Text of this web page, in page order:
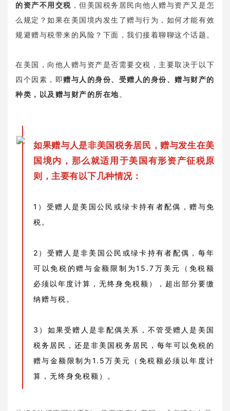
的资产不用交税 ，但美国税务居民向他人赠与资产又是怎
么规定？如果在美国境内发生了赠与行为，如何才能有效
规避赠与税带来的风险？下面，我们接着聊聊这个话题。
在美国，向他人赠与资产是否需要交税，主要取决于以下
四个因素，即赠与人的身份、受赠人的身份、赠与财产的
种类，以及赠与财产的所在地。
如果赠与人是非美国税务居民，赠与发生在美
国境内，那么就适用于美国有形资产征税原
则，主要有以下几种情况：
1）受赠人是美国公民或绿卡持有者配偶，赠与免
税。
2）受赠人是非美国公民或绿卡持有者配偶，每年
可以免税的赠与金额限制为15.7万美元（免税额
必须以年度计算，无终身免税额），超出部分要缴
纳赠与税。
3）如果受赠人是非配偶关系，不管受赠人是美国
税务居民，还是非美国税务居民，每年可以免税的
赠与金额限制为1.5万美元（免税额必须以年度计
算，无终身免税额）。‍